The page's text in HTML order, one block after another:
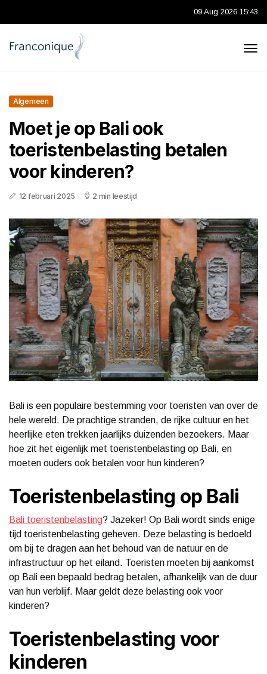
09 Aug 2026 15:43
Algemeen
Moet je op Bali ook
toeristenbelasting betalen
voor kinderen?
12 februari 2025 2 min leestijd
Bali is een populaire bestemming voor toeristen van over de
hele wereld. De prachtige stranden, de rijke cultuur en het
heerlijke eten trekken jaarlijks duizenden bezoekers. Maar
hoe zit het eigenlijk met toeristenbelasting op Bali, en
moeten ouders ook betalen voor hun kinderen?
Toeristenbelasting op Bali
Bali toeristenbelasting? Jazeker! Op Bali wordt sinds enige
tijd toeristenbelasting geheven. Deze belasting is bedoeld
om bij te dragen aan het behoud van de natuur en de
infrastructuur op het eiland. Toeristen moeten bij aankomst
op Bali een bepaald bedrag betalen, afhankelijk van de duur
van hun verblijf. Maar geldt deze belasting ook voor
kinderen?
Toeristenbelasting voor
kinderen